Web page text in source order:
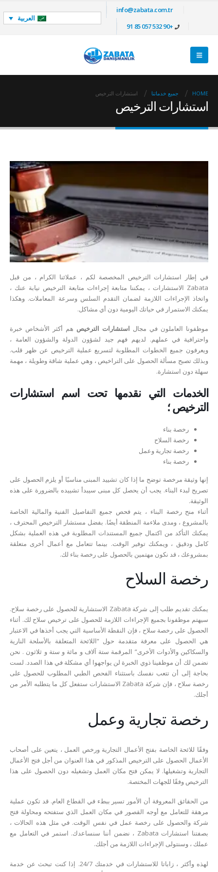
info@zabata.com.tr
+90 532 057 85 91
العربية
HOME جميع خدماتنا استشارات الترخيص
استشارات الترخيص
في إطار استشارات الترخيص المخصصة لكم ، عملائنا الكرام ، من قبل
Zabata الاستشارات ، يمكننا متابعة إجراءات متابعة الترخيص نيابة عنك ،
واتخاذ الإجراءات اللازمة لضمان التقدم السلس وسرعة المعاملات. وهكذا
يمكنك الاستمرار في حياتك اليومية دون أي مشاكل.
موظفونا العاملون في مجال استشارات الترخيص هم أكثر الأشخاص خبرة
واحترافية في عملهم. لديهم فهم جيد لشؤون الدولة والشؤون العامة ،
ويعرفون جميع الخطوات المطلوبة لتسريع عملية الترخيص عن ظهر قلب.
وبذلك تصبح مسألة الحصول على التراخيص ، وهي عملية شاقة وطويلة ، مهمة
سهلة دون استشارة.
الخدمات التي نقدمها تحت اسم استشارات
الترخيص ؛
رخصة بناء
رخصة السلاح
رخصة تجارية وعمل
رخصة بناء
إنها وثيقة مرخصة توضح ما إذا كان تشييد المبنى مناسبًا أو يلزم الحصول على
تصريح لبدء البناء. يجب أن يحصل كل مبنى سيبدأ تشييده بالضرورة على هذه
الوثيقة.
أثناء منح رخصة البناء ، يتم فحص جميع التفاصيل الفنية والمالية الخاصة
بالمشروع ، ومدى ملاءمة المنطقة أيضًا. بفضل مستشار الترخيص المحترف ،
يمكنك التأكد من اكتمال جميع المستندات المطلوبة في هذه العملية بشكل
كامل ودقيق ، ويمكنك توفير الوقت. بينما تتعامل مع أعمال أخرى متعلقة
بمشروعك ، قد نكون مهتمين بالحصول على رخصة بناء لك.
رخصة السلاح
يمكنك تقديم طلب إلى شركة Zabata الاستشارية للحصول على رخصة سلاح.
سيهتم موظفونا بجميع الإجراءات اللازمة للحصول على ترخيص سلاح لك. أثناء
الحصول على رخصة سلاح ، فإن النقطة الأساسية التي يجب أخذها في الاعتبار
هي الحصول على معرفة متقدمة حول “اللائحة المتعلقة بالأسلحة النارية
والسكاكين والأدوات الأخرى” المرقمة ستة آلاف و مائة و ستة و ثلاثون . نحن
نضمن لك أن موظفينا ذوي الخبرة لن يواجهوا أي مشكلة في هذا الصدد. لست
بحاجة إلى أن تتعب نفسك باستثناء الفحص الطبي المطلوب للحصول على
رخصة سلاح ، فإن شركة Zabata الاستشارات ستفعل كل ما يتطلبه الأمر من
أجلك.
رخصة تجارية وعمل
وفقًا للائحة الخاصة بفتح الأعمال التجارية ورخص العمل ، يتعين على أصحاب
الأعمال الحصول على الترخيص المذكور في هذا العنوان من أجل فتح الأعمال
التجارية وتشغيلها. لا يمكن فتح مكان العمل وتشغيله دون الحصول على هذا
الترخيص وفقًا للجهات المختصة.
من الحقائق المعروفة أن الأمور تسير ببطء في القطاع العام. قد تكون عملية
مرهقة للتعامل مع أوجه القصور في مكان العمل الذي ستفتحه ومحاولة فتح
شركة والحصول على رخصة عمل في نفس الوقت. في مثل هذه الحالات ،
بصفتنا استشارات Zabata ، نضمن أننا سنساعدك. استمر في التعامل مع
عملك ، وسنتولى الإجراءات اللازمة من أجلك.
لهذه وأكثر ، زاباتا للاستشارات في خدمتك 24/7. إذا كنت تبحث عن خدمة